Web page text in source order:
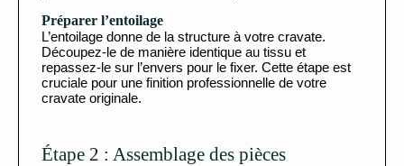
Préparer l’entoilage
L’entoilage donne de la structure à votre cravate.
Découpez-le de manière identique au tissu et
repassez-le sur l’envers pour le fixer. Cette étape est
cruciale pour une finition professionnelle de votre
cravate originale.
Étape 2 : Assemblage des pièces